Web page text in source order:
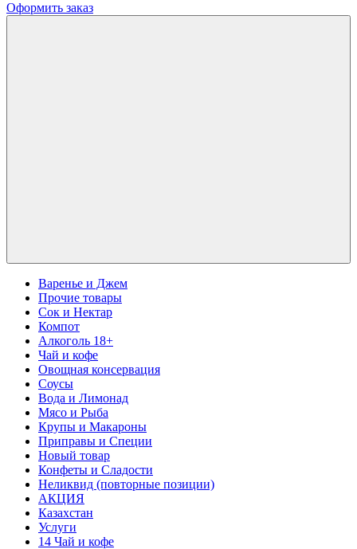
Оформить заказ
Варенье и Джем
Прочие товары
Сок и Нектар
Компот
Алкоголь 18+
Чай и кофе
Овощная консервация
Соусы
Вода и Лимонад
Мясо и Рыба
Крупы и Макароны
Приправы и Специи
Новый товар
Конфеты и Сладости
Неликвид (повторные позиции)
АКЦИЯ
Казахстан
Услуги
14 Чай и кофе